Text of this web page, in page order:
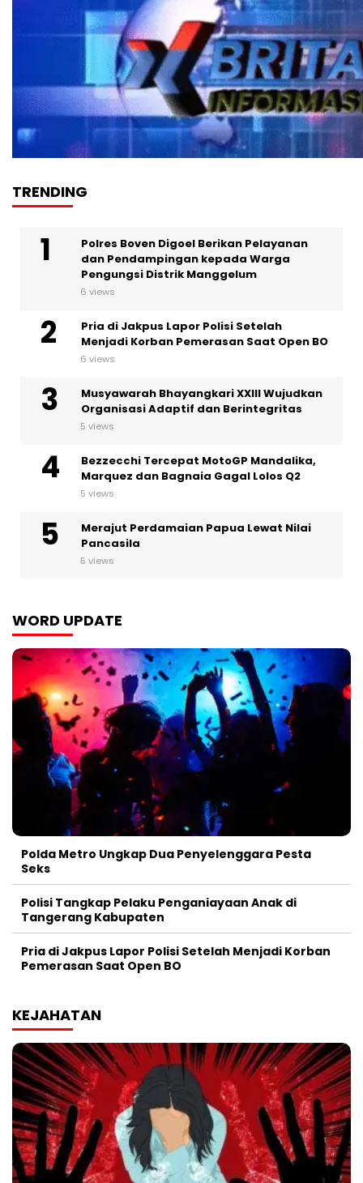
TRENDING
Polres Boven Digoel Berikan Pelayanan
dan Pendampingan kepada Warga
Pengungsi Distrik Manggelum
6 views
Pria di Jakpus Lapor Polisi Setelah
Menjadi Korban Pemerasan Saat Open BO
6 views
Musyawarah Bhayangkari XXIII Wujudkan
Organisasi Adaptif dan Berintegritas
5 views
Bezzecchi Tercepat MotoGP Mandalika,
Marquez dan Bagnaia Gagal Lolos Q2
5 views
Merajut Perdamaian Papua Lewat Nilai
Pancasila
5 views
WORD UPDATE
Polda Metro Ungkap Dua Penyelenggara Pesta
Seks
Polisi Tangkap Pelaku Penganiayaan Anak di
Tangerang Kabupaten
Pria di Jakpus Lapor Polisi Setelah Menjadi Korban
Pemerasan Saat Open BO
KEJAHATAN